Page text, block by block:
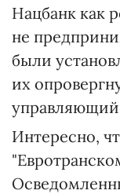
Нацбанк как
не
были
их
управляющий
Интересно,